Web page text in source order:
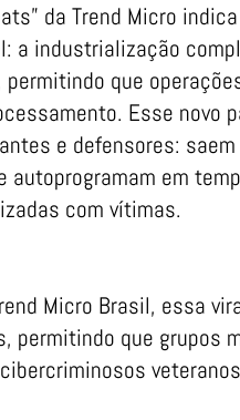
da Trend Micro
a industrialização
que
Esse novo
e defensores:
em
com vítimas.
Micro Brasil, essa
permitindo que grupos